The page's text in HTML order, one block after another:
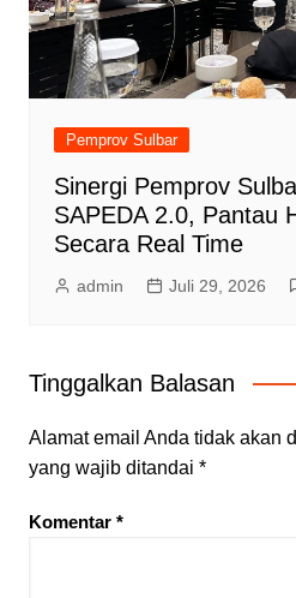
Pemprov Sulbar
Sinergi Pemprov
SAPEDA 2.0, Pantau
Secara Real Time
admin Juli 29, 2026
Tinggalkan Balasan
Alamat email Anda tidak akan
yang wajib ditandai *
Komentar *